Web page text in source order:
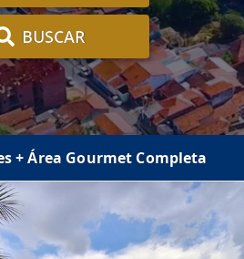
BUSCAR
+ Área Gourmet Completa